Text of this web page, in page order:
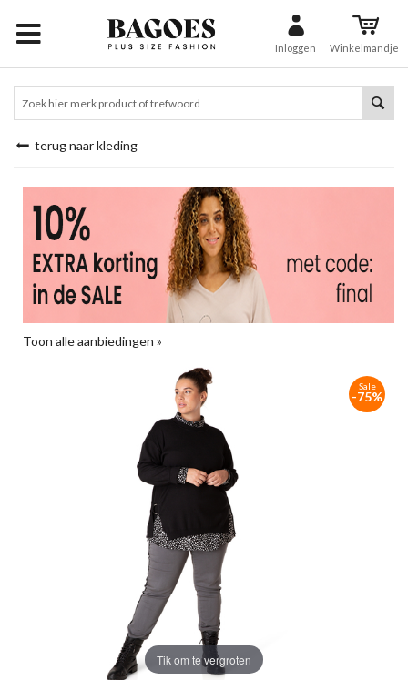
Inloggen Winkelmandje
terug naar kleding
Toon alle aanbiedingen »
Tik om te vergroten
Sale
-75%